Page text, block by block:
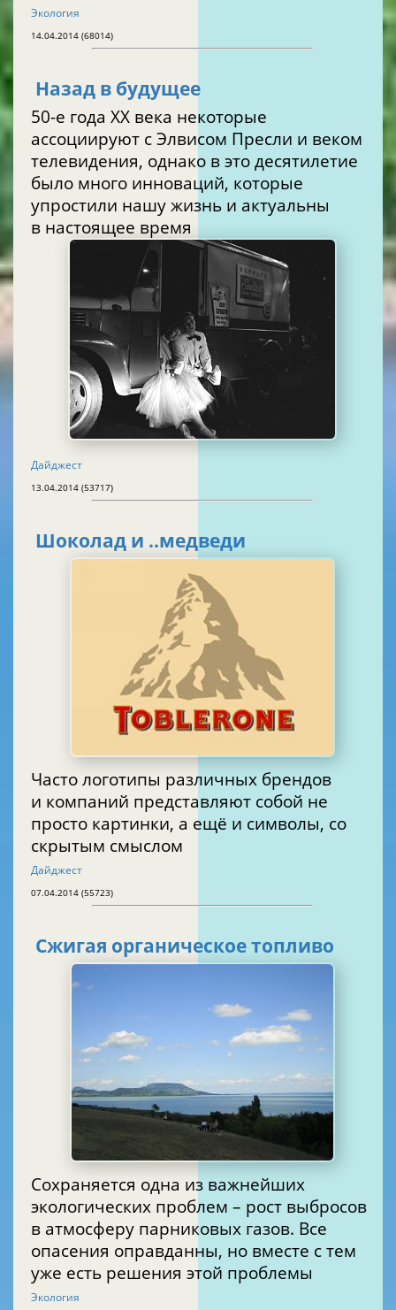
Экология
14.04.2014 (68014)
Назад в будущее
50-е года XX века некоторые
ассоциируют с Элвисом Пресли и веком
телевидения, однако в это десятилетие
было много инноваций, которые
упростили нашу жизнь и актуальны
в настоящее время
Дайджест
13.04.2014 (53717)
Шоколад и ..медведи
Часто логотипы различных брендов
и компаний представляют собой не
просто картинки, а ещё и символы, со
скрытым смыслом
Дайджест
07.04.2014 (55723)
Сжигая органическое топливо
Сохраняется одна из важнейших
экологических проблем – рост выбросов
в атмосферу парниковых газов. Все
опасения оправданны, но вместе с тем
уже есть решения этой проблемы
Экология